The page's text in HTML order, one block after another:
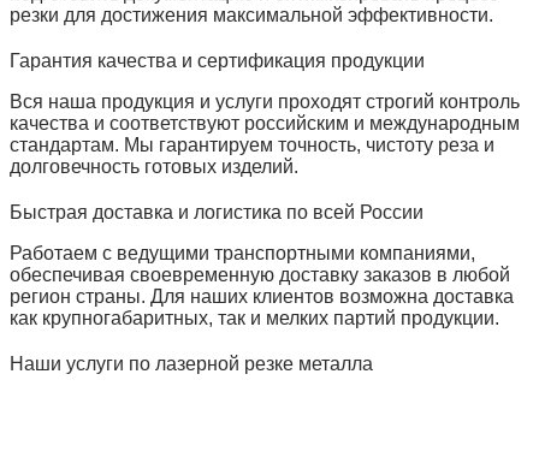
резки для достижения максимальной эффективности.
Гарантия качества и сертификация продукции
Вся наша продукция и услуги проходят строгий контроль
качества и соответствуют российским и международным
стандартам. Мы гарантируем точность, чистоту реза и
долговечность готовых изделий.
Быстрая доставка и логистика по всей России
Работаем с ведущими транспортными компаниями,
обеспечивая своевременную доставку заказов в любой
регион страны. Для наших клиентов возможна доставка
как крупногабаритных, так и мелких партий продукции.
Наши услуги по лазерной резке металла